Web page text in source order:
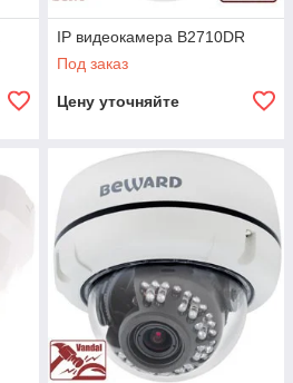
IP видеокамера B2710DR
Под заказ
Цену уточняйте